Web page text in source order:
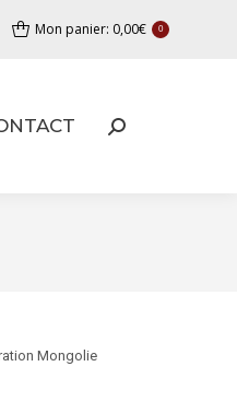
Mon panier: 0,00€ 0
Mongolie